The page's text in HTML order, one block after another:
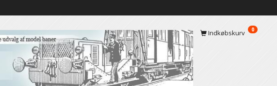
Indkøbskurv 0